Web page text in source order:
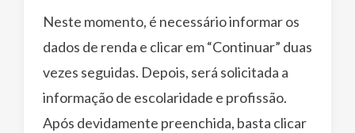
Neste momento, é necessário informar os
dados de renda e clicar em “Continuar” duas
vezes seguidas. Depois, será solicitada a
informação de escolaridade e profissão.
Após devidamente preenchida, basta clicar